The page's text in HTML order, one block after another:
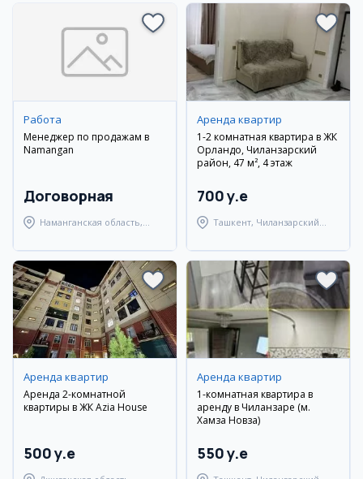
Работа
Менеджер по продажам в
Namangan
Договорная
Наманганская область,
Аренда квартир
1-2 комнатная квартира в ЖК
Орландо, Чиланзарский
район, 47 м², 4 этаж
700 y.e
Ташкент, Чиланзарский
Аренда квартир
Аренда 2-комнатной
квартиры в ЖК Azia House
500 y.e
Аренда квартир
1-комнатная квартира в
аренду в Чиланзаре (м.
Хамза Новза)
550 y.e